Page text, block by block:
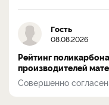
Гость
08.08.2026
Рейтинг
производителей
Совершенно